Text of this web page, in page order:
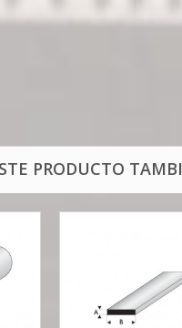
PRODUCTO